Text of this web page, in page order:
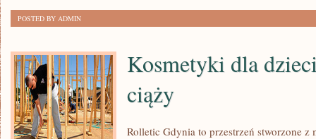
POSTED BY ADMIN
Kosmetyki dla
ciąży
Rolletic Gdynia to przestrzeń stworzone z